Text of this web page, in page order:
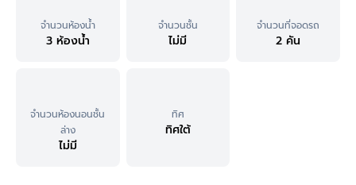
จำนวนห้องน้ำ
3 ห้องน้ำ
จำนวนชั้น
ไม่มี
จำนวนที่จอดรถ
2 คัน
จำนวนห้องนอนชั้น
ล่าง
ไม่มี
ทิศ
ทิศใต้